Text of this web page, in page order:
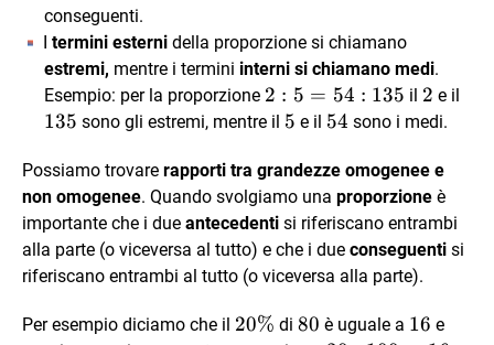
135
conseguenti.
termini esterni della proporzione si chiamano
estremi, mentre i termini interni si chiamano medi.
Esempio: per la proporzione 2 :
5 =
135
2 : 5 = 54 : 135 il 2
2 e il
135 sono gli estremi, mentre il 5
5 e il 54
54 sono i medi.
Possiamo trovare rapporti tra grandezze omogenee e
non omogenee. Quando svolgiamo una proporzione è
importante che i due antecedenti si riferiscano entrambi
alla parte (o viceversa al tutto) e che i due conseguenti si
riferiscano entrambi al tutto (o viceversa alla parte).
Per esempio diciamo che il 20\%
20% di 80
80 è uguale a 16
16 e